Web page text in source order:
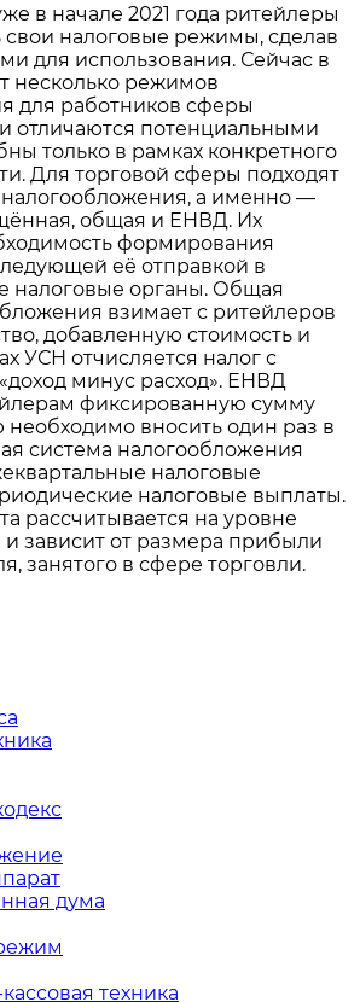
в начале 2021 года ритейлеры
свои налоговые режимы, сделав
для использования. Сейчас в
несколько режимов
для работников сферы
отличаются потенциальными
только в рамках конкретного
Для торговой сферы подходят
налогообложения, а именно —
общая и ЕНВД. Их
формирования
её отправкой в
налоговые органы. Общая
взимает с ритейлеров
добавленную стоимость и
УСН отчисляется налог с
минус расход». ЕНВД
фиксированную сумму
необходимо вносить один раз в
система налогообложения
налоговые
налоговые выплаты.
рассчитывается на уровне
и зависит от размера прибыли
занятого в сфере торговли.
дума
техника